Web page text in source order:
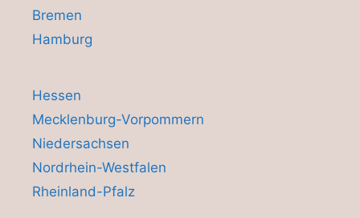
Bremen
Hamburg
Hessen
Mecklenburg-Vorpommern
Niedersachsen
Nordrhein-Westfalen
Rheinland-Pfalz